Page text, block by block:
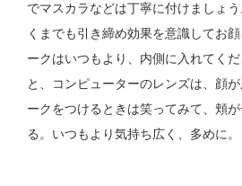
でマスカラなどは丁寧に付けましょ
くまでも引き締め効果を意識してお
ークはいつもより、内側に入れてく
と、コンピューターのレンズは、顔
ークをつけるときは笑ってみて、頬
る。いつもより気持ち広く、多めに。